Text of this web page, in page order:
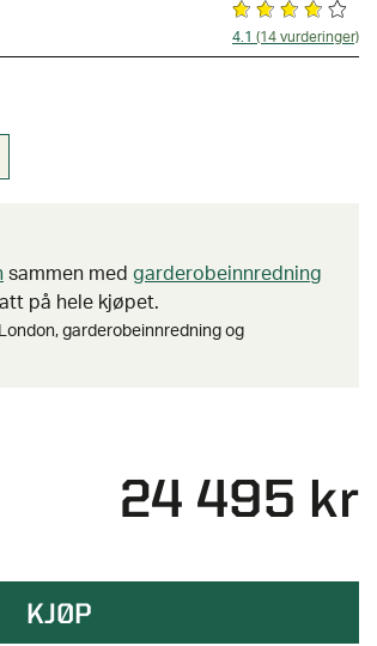
4.1 (14 vurderinger)
sammen med garderobeinnredning
på hele kjøpet.
garderobeinnredning og
24 495 kr
KJØP